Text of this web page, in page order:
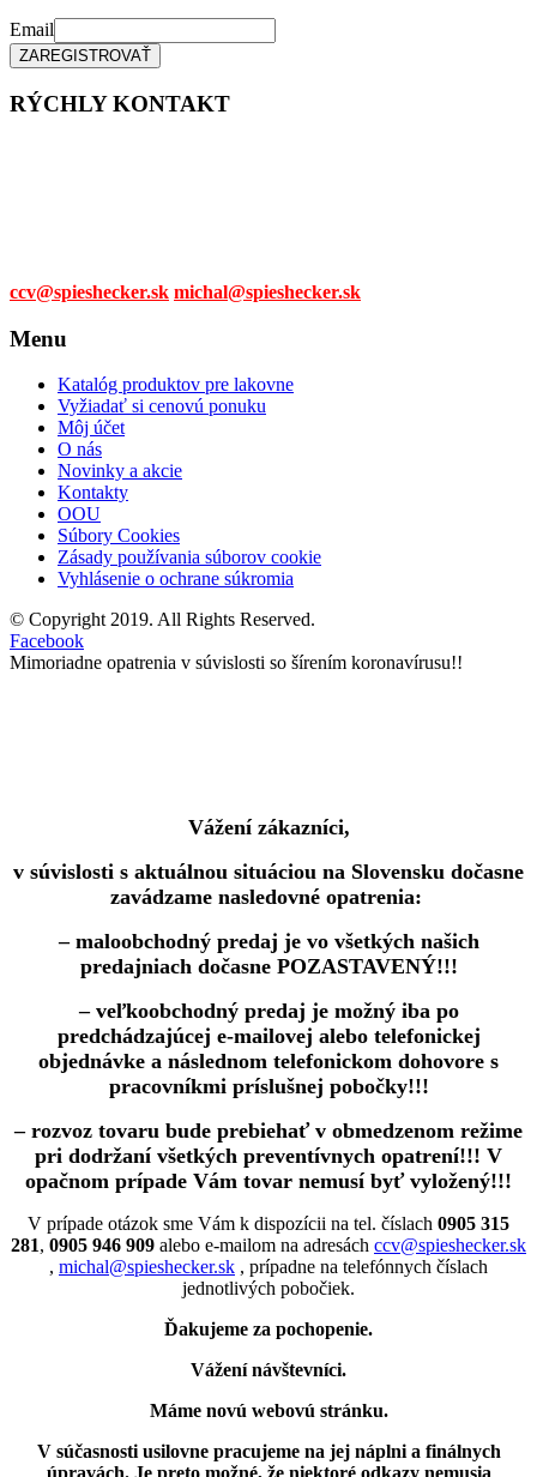
Email
RÝCHLY KONTAKT
ccv@spieshecker.sk michal@spieshecker.sk
Menu
Katalóg produktov pre lakovne
Vyžiadať si cenovú ponuku
Môj účet
O nás
Novinky a akcie
Kontakty
OOU
Súbory Cookies
Zásady používania súborov cookie
Vyhlásenie o ochrane súkromia
© Copyright 2019. All Rights Reserved.
Facebook
Mimoriadne opatrenia v súvislosti so šírením koronavírusu!!
Vážení zákazníci,
v súvislosti s aktuálnou situáciou na Slovensku dočasne
zavádzame nasledovné opatrenia:
– maloobchodný predaj je vo všetkých našich
predajniach dočasne POZASTAVENÝ!!!
– veľkoobchodný predaj je možný iba po
predchádzajúcej e-mailovej alebo telefonickej
objednávke a následnom telefonickom dohovore s
pracovníkmi príslušnej pobočky!!!
– rozvoz tovaru bude prebiehať v obmedzenom režime
pri dodržaní všetkých preventívnych opatrení!!! V
opačnom prípade Vám tovar nemusí byť vyložený!!!
V prípade otázok sme Vám k dispozícii na tel. číslach 0905 315
281, 0905 946 909 alebo e-mailom na adresách ccv@spieshecker.sk
, michal@spieshecker.sk , prípadne na telefónnych číslach
jednotlivých pobočiek.
Ďakujeme za pochopenie.
Vážení návštevníci.
Máme novú webovú stránku.
V súčasnosti usilovne pracujeme na jej náplni a finálnych